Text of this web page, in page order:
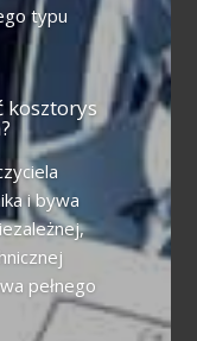
typu
kosztorys
i bywa
pełnego